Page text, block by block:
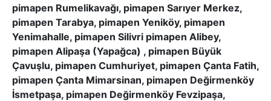
pimapen Rumelikavağı, pimapen Sarıyer Merkez,
pimapen Tarabya, pimapen Yeniköy, pimapen
Yenimahalle, pimapen Silivri pimapen Alibey,
pimapen Alipaşa (Yapağca) , pimapen Büyük
Çavuşlu, pimapen Cumhuriyet, pimapen Çanta Fatih,
pimapen Çanta Mimarsinan, pimapen Değirmenköy
İsmetpaşa, pimapen Değirmenköy Fevzipaşa,